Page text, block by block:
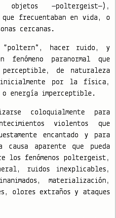
objetos —poltergeist—),
frecuentaban en vida, o
cercanas.
“poltern”, hacer ruido, y
paranormal que
perceptible, de naturaleza
por la física,
energía imperceptible.
coloquialmente para
violentos que
encantado y para
aparente que pueda
los fenómenos poltergeist,
ruidos inexplicables,
materialización,
olores extraños y ataques